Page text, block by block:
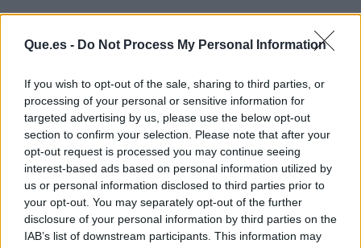
Que.es - Do Not Process My Personal Information
If you wish to opt-out of the sale, sharing to third parties, or
processing of your personal or sensitive information for
targeted advertising by us, please use the below opt-out
section to confirm your selection. Please note that after your
opt-out request is processed you may continue seeing
interest-based ads based on personal information utilized by
us or personal information disclosed to third parties prior to
your opt-out. You may separately opt-out of the further
disclosure of your personal information by third parties on the
IAB’s list of downstream participants. This information may
El juego de mesa 'Grand Prix Challenge' recrea
las pruebas más emblemáticas del programa.
pensado para grupos de entre cuatro y diez
jugadores, este pack incluye todo lo necesario
para vivir la tensión de cada reto: un tablero de
juego, ocho fichas de balón, diez fichas de
pingüino, dos dados, cuarenta tarjetas de
preguntas, diez banderines, una peonza, una
canica, seis bolos y dos paletas. Cada partida
promete poner a prueba la habilidad, la rapidez